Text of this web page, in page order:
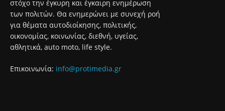
στόχο την έγκυρη και έγκαιρη ενημέρωση
των πολιτών. Θα ενημερώνει με συνεχή ροή
για θέματα αυτοδιοίκησης, πολιτικής,
οικονομίας, κοινωνίας, διεθνή, υγείας,
αθλητικά, auto moto, life style.
Επικοινωνία: info@protimedia.gr